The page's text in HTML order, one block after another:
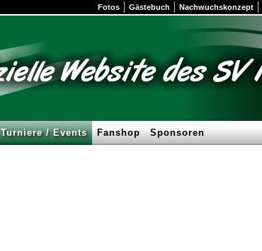
Fotos Gästebuch Nachwuchskonzept
Turniere / Events Fanshop Sponsoren